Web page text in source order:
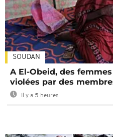
SOUDAN
A El-Obeid, des
violées par des
Il y a 5 heures